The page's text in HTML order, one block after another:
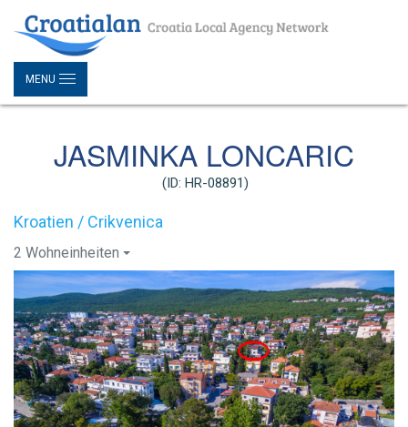
MENU
JASMINKA LONCARIC
(ID: HR-08891)
Kroatien / Crikvenica
2 Wohneinheiten